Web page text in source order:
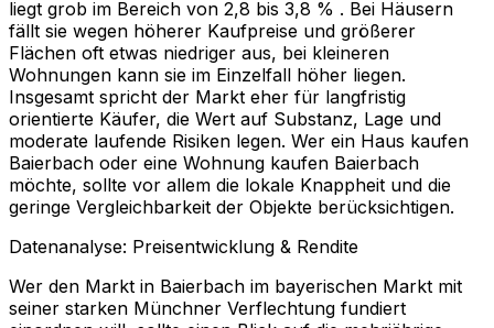
liegt grob im Bereich von 2,8 bis 3,8 % . Bei Häusern
fällt sie wegen höherer Kaufpreise und größerer
Flächen oft etwas niedriger aus, bei kleineren
Wohnungen kann sie im Einzelfall höher liegen.
Insgesamt spricht der Markt eher für langfristig
orientierte Käufer, die Wert auf Substanz, Lage und
moderate laufende Risiken legen. Wer ein Haus kaufen
Baierbach oder eine Wohnung kaufen Baierbach
möchte, sollte vor allem die lokale Knappheit und die
geringe Vergleichbarkeit der Objekte berücksichtigen.
Datenanalyse: Preisentwicklung & Rendite
Wer den Markt in Baierbach im bayerischen Markt mit
seiner starken Münchner Verflechtung fundiert